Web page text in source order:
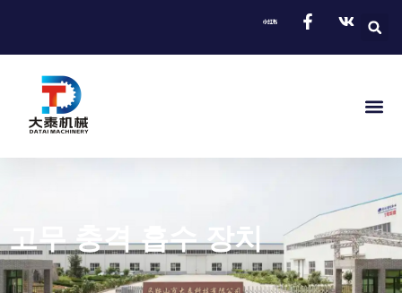
고무 충격 흡수 장치